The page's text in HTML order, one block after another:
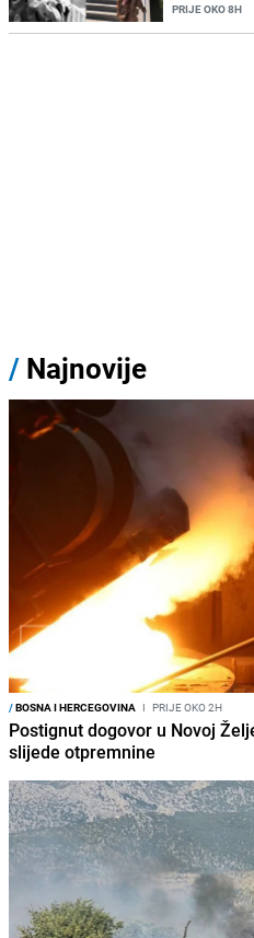
PRIJE OKO 8H
/ Najnovije
/BOSNA I HERCEGOVINA I PRIJE OKO 2H
Postignut dogovor u Novoj
slijede otpremnine